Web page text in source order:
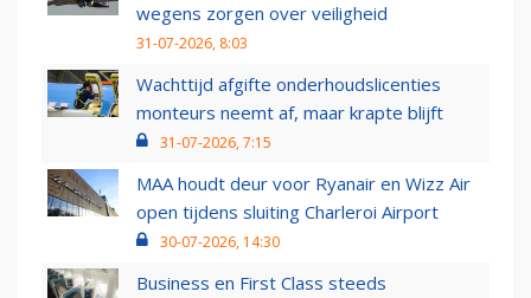
wegens zorgen over veiligheid
31-07-2026, 8:03
Wachttijd afgifte onderhoudslicenties
monteurs neemt af, maar krapte blijft
31-07-2026, 7:15
MAA houdt deur voor Ryanair en Wizz Air
open tijdens sluiting Charleroi Airport
30-07-2026, 14:30
Business en First Class steeds